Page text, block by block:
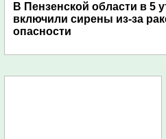
В Пензенской области в 5
включили сирены из-за
опасности